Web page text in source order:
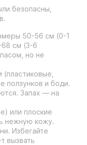
безопасны,
50-56 см (0-1
см (3-6
но не
(пластиковые,
ползунков и боди.
Запах — на
или плоские
нежную кожу.
Избегайте
вызвать